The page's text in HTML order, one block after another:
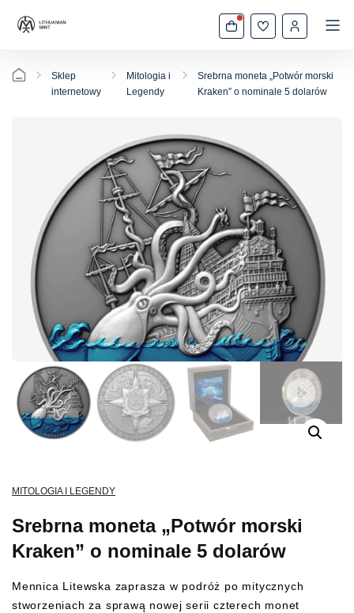
Sklep
internetowy
Mitologia i
Legendy
Srebrna moneta „Potwór morski
Kraken” o nominale 5 dolarów
MITOLOGIA I LEGENDY
Srebrna moneta „Potwór morski
Kraken” o nominale 5 dolarów
Mennica Litewska zaprasza w podróż po mitycznych
stworzeniach za sprawą nowej serii czterech monet